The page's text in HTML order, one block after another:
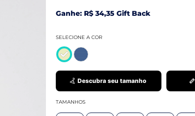
Ganhe: R$ 34,35 Gift Back
SELECIONE A COR
Descubra seu tamanho
TAMANHOS